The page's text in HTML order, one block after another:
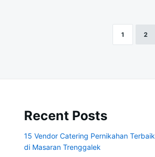
1 2
Recent Posts
15 Vendor Catering Pernikahan Terbaik
di Masaran Trenggalek